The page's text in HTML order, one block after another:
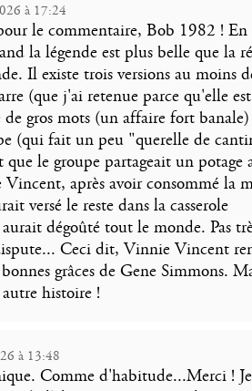
à 17:24
le commentaire, Bob 1982 ! En
la légende est plus belle que la
Il existe trois versions au moins
(que j'ai retenue parce qu'elle est
gros mots (un affaire fort
(qui fait un peu "querelle de
que le groupe partageait un potage
après avoir consommé la
versé le reste dans la casserole
dégoûté tout le monde. Pas
Ceci dit, Vinnie Vincent
grâces de Gene Simmons.
histoire !
à 13:48
Comme d'habitude...Merci !